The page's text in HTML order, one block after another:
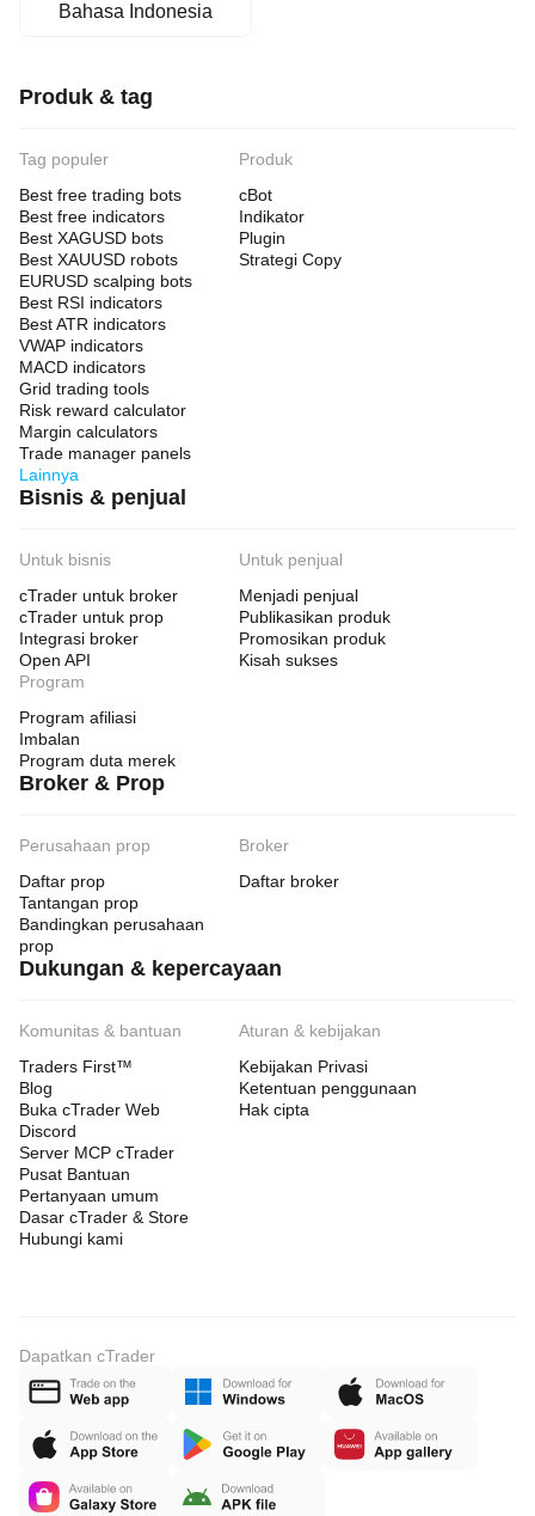
Bahasa Indonesia
Produk & tag
Tag populer
Best free trading bots
Best free indicators
Best XAGUSD bots
Best XAUUSD robots
EURUSD scalping bots
Best RSI indicators
Best ATR indicators
VWAP indicators
MACD indicators
Grid trading tools
Risk reward calculator
Margin calculators
Trade manager panels
Lainnya
Produk
cBot
Indikator
Plugin
Strategi Copy
Bisnis & penjual
Untuk bisnis
cTrader untuk broker
cTrader untuk prop
Integrasi broker
Open API
Untuk penjual
Menjadi penjual
Publikasikan produk
Promosikan produk
Kisah sukses
Program
Program afiliasi
Imbalan
Program duta merek
Broker & Prop
Perusahaan prop
Daftar prop
Tantangan prop
Bandingkan perusahaan
prop
Broker
Daftar broker
Dukungan & kepercayaan
Komunitas & bantuan
Traders First™
Blog
Buka cTrader Web
Discord
Server MCP cTrader
Pusat Bantuan
Pertanyaan umum
Dasar cTrader & Store
Hubungi kami
Aturan & kebijakan
Kebijakan Privasi
Ketentuan penggunaan
Hak cipta
Dapatkan cTrader